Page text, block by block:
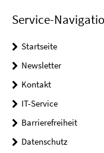
Service-
Startseite
Newsletter
Kontakt
IT-Service
Barrierefreiheit
Datenschutz